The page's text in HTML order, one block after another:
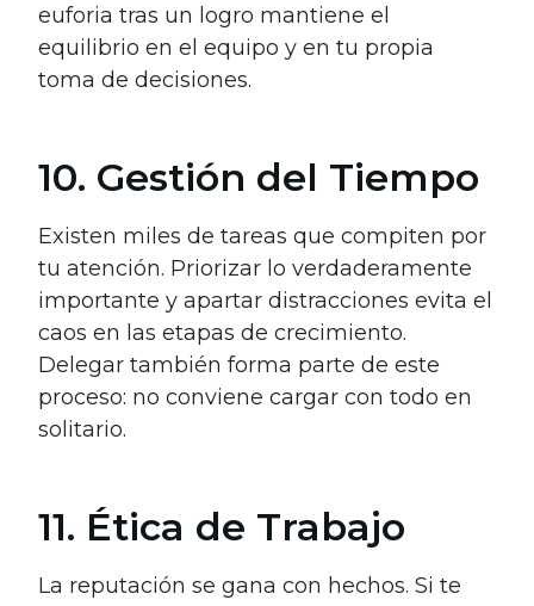
euforia tras un logro mantiene el
equilibrio en el equipo y en tu propia
toma de decisiones.
10. Gestión del Tiempo
Existen miles de tareas que compiten por
tu atención. Priorizar lo verdaderamente
importante y apartar distracciones evita el
caos en las etapas de crecimiento.
Delegar también forma parte de este
proceso: no conviene cargar con todo en
solitario.
11. Ética de Trabajo
La reputación se gana con hechos. Si te